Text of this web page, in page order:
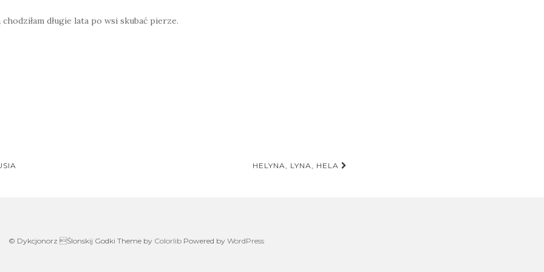
chodziłam długie lata po wsi skubać pierze.
HELYNA, LYNA, HELA
© Dykcjonorz Ślonskij Godki Theme by ColorlibPowered by WordPress